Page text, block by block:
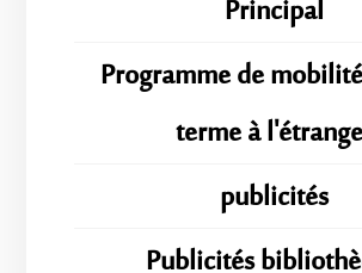
Principal
Programme de
terme à
publicités
Publicités